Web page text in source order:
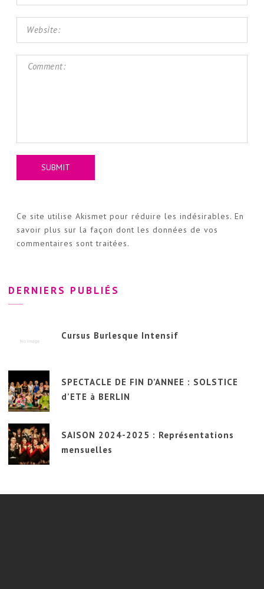
Ce site utilise Akismet pour réduire les indésirables. En
savoir plus sur la façon dont les données de vos
commentaires sont traitées.
DERNIERS PUBLIÉS
Cursus Burlesque Intensif
SPECTACLE DE FIN D’ANNEE : SOLSTICE
d’ETE à BERLIN
SAISON 2024-2025 : Représentations
mensuelles